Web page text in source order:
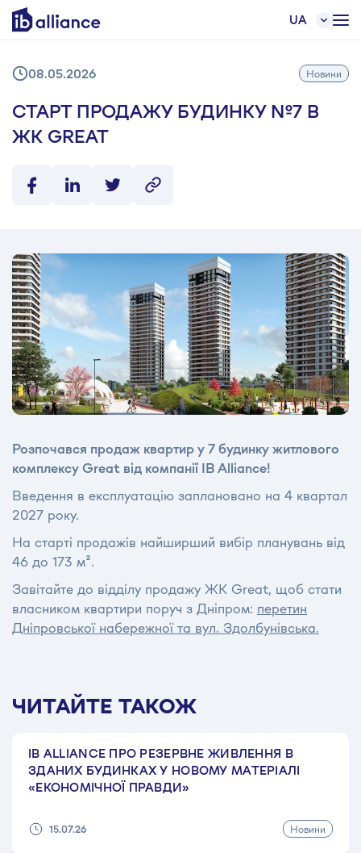
UA
08.05.2026 Новини
СТАРТ ПРОДАЖУ БУДИНКУ №7 В
ЖК GREAT
Розпочався продаж квартир у 7 будинку житлового
комплексу Great від компанії IB Alliance!
Введення в експлуатацію заплановано на 4 квартал
2027 року.
На старті продажів найширший вибір планувань від
46 до 173 м².
Завітайте до відділу продажу ЖК Great, щоб стати
власником квартири поруч з Дніпром: перетин
Дніпровської набережної та вул. Здолбунівська.
ЧИТАЙТЕ ТАКОЖ
IB ALLIANCE ПРО РЕЗЕРВНЕ ЖИВЛЕННЯ В
ЗДАНИХ БУДИНКАХ У НОВОМУ МАТЕРІАЛІ
«ЕКОНОМІЧНОЇ ПРАВДИ»
15.07.26 Новини